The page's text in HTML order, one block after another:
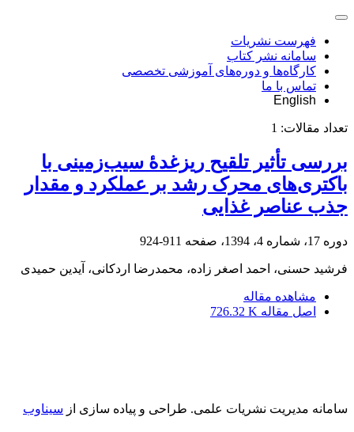
فهرست نشریات
سامانه نشر کتاب
کارگاه‌ها و دوره‌های آموزشی تخصصی
تماس با ما
English
تعداد مقالات: 1
بررسی تأثیر تلقیح ریزغدۀ سیب‌زمینی با
باکتری‌های محرک رشد بر عملکرد و مقدار
جذب عناصر غذایی
دوره 17، شماره 4، 1394، صفحه 911-924
فرشید حسنی، احمد اصغر زاده، محمدرضا اردکانی، آیدین حمیدی
مشاهده مقاله
اصل مقاله 726.32 K
سامانه مدیریت نشریات علمی. طراحی و پیاده سازی از سیناوب